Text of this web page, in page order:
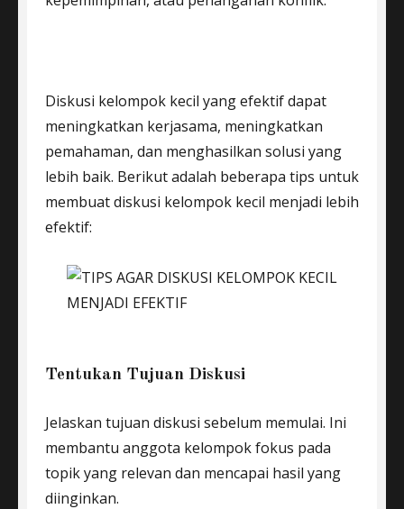
Diskusi kelompok kecil yang efektif dapat
meningkatkan kerjasama, meningkatkan
pemahaman, dan menghasilkan solusi yang
lebih baik. Berikut adalah beberapa tips untuk
membuat diskusi kelompok kecil menjadi lebih
efektif:
Tentukan Tujuan Diskusi
Jelaskan tujuan diskusi sebelum memulai. Ini
membantu anggota kelompok fokus pada
topik yang relevan dan mencapai hasil yang
diinginkan.